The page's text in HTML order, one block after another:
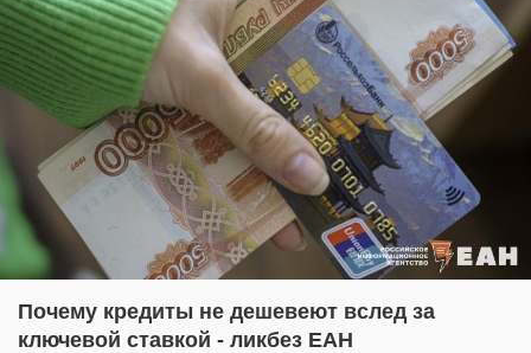
Почему кредиты не дешевеют вслед за
ключевой ставкой - ликбез ЕАН